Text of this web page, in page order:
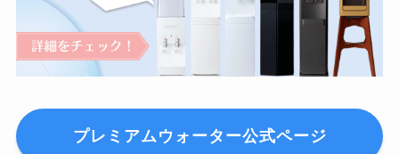
プレミアムウォーター公式ページ